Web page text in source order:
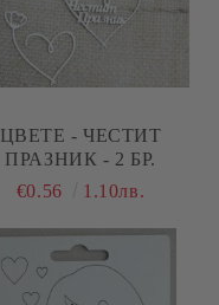
ЦВЕТЕ - ЧЕСТИТ
ПРАЗНИК - 2 БР.
€0.56
1.10лв.